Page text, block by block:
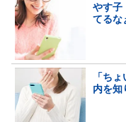
やす子
てるな
「ち
内を